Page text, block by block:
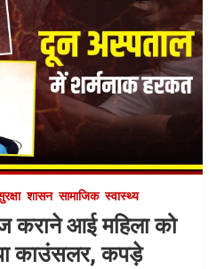
शासन सामाजिक स्वास्थ्य
कराने आई महिला को
काउंसलर, कपड़े